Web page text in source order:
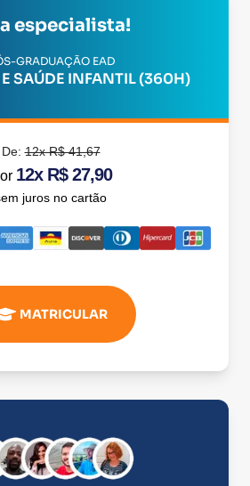
especialista!
GRADUAÇÃO EAD
SAÚDE INFANTIL (360H)
De:12x R$ 41,67
12x R$ 27,90
juros no cartão
MATRICULAR